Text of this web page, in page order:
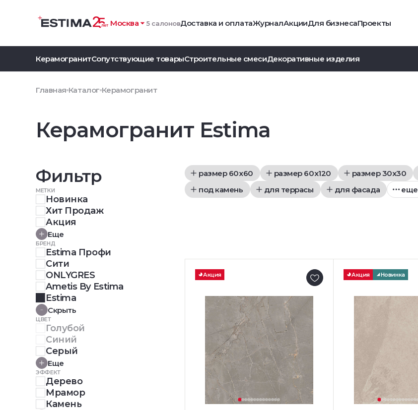
Москва 5 салоновДоставка и оплатаЖурналАкцииДля бизнесаПроекты
КерамогранитСопутствующие товарыСтроительные смесиДекоративные изделия
Главная Каталог Керамогранит
Керамогранит Estima
Фильтр
МЕТКИ
Новинка
Хит Продаж
Акция
Еще
БРЕНД
Estima Профи
Сити
ONLYGRES
Ametis By Estima
Estima
Скрыть
ЦВЕТ
Голубой
Синий
Серый
Еще
ЭФФЕКТ
Дерево
Мрамор
Камень
размер 60x60 размер 60x120 размер 30x30
под камень
для террасы для фасада еще
Акция Акция Новинка